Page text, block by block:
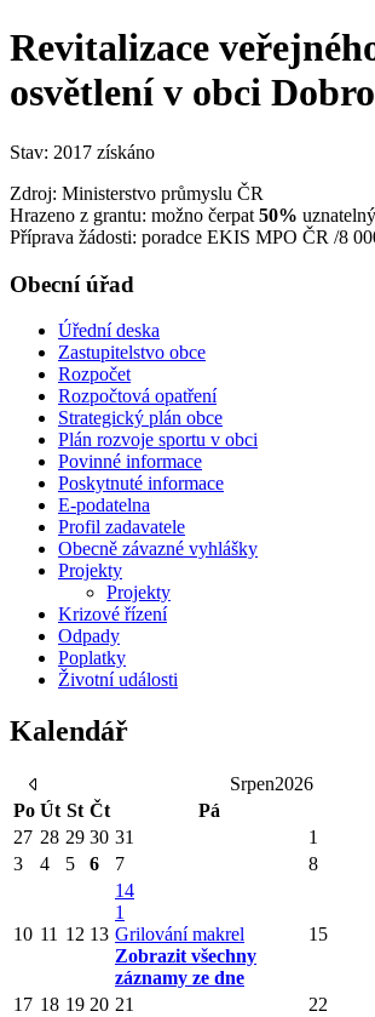
Revitalizace
osvětlení v obci
Stav: 2017 získáno
Zdroj: Ministerstvo průmyslu ČR
Hrazeno z grantu: možno čerpat 50%
Příprava žádosti: poradce EKIS MPO ČR /8
Obecní úřad
Úřední deska
Zastupitelstvo obce
Rozpočet
Rozpočtová opatření
Strategický plán obce
Plán rozvoje sportu v obci
Povinné informace
Poskytnuté informace
E-podatelna
Profil zadavatele
Obecně závazné vyhlášky
Projekty
Projekty
Krizové řízení
Odpady
Poplatky
Životní události
Kalendář
Srpen2026
Po Út St Čt Pá
27 28 29 30 31 1
3
4 5 6 7 8
10 11 12 13
14
1
Grilování makrel
Zobrazit všechny
záznamy ze dne
15
17 18 19 20 21 22